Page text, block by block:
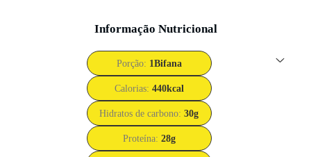
Informação Nutricional
Porção: 1Bifana
Calorias: 440kcal
Hidratos de carbono:30g
Proteína: 28g